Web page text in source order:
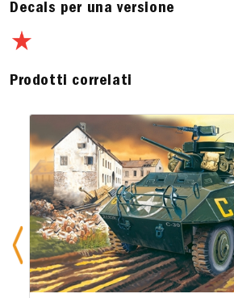
Decals per una versione
Prodotti correlati